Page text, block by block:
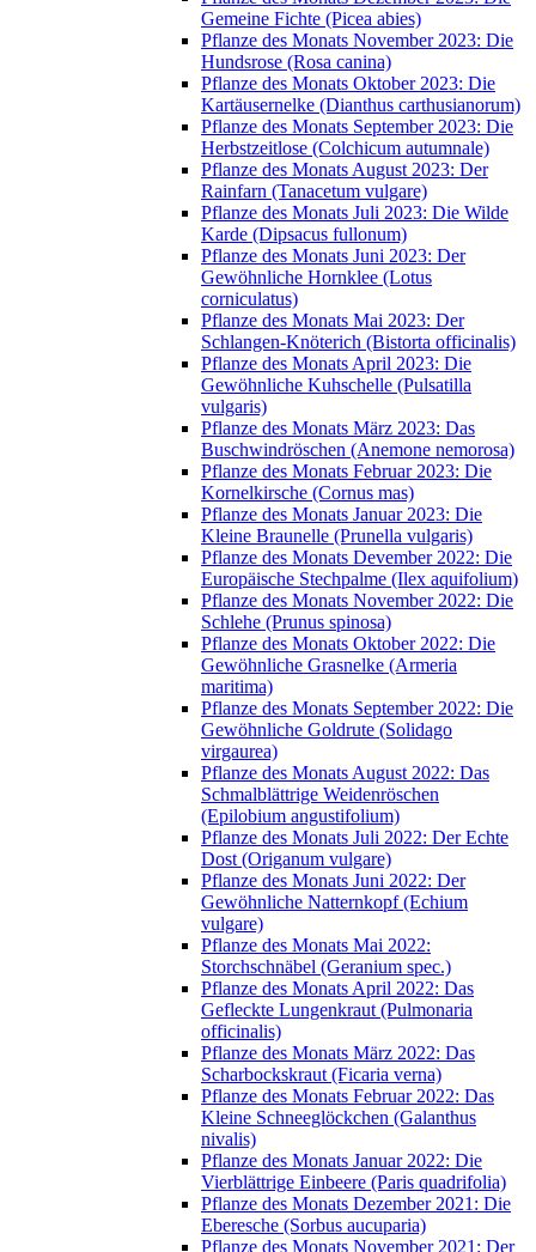
Gemeine Fichte (Picea abies)
Pflanze des Monats November 2023: Die
Hundsrose (Rosa canina)
Pflanze des Monats Oktober 2023: Die
Kartäusernelke (Dianthus carthusianorum)
Pflanze des Monats September 2023: Die
Herbstzeitlose (Colchicum autumnale)
Pflanze des Monats August 2023: Der
Rainfarn (Tanacetum vulgare)
Pflanze des Monats Juli 2023: Die Wilde
Karde (Dipsacus fullonum)
Pflanze des Monats Juni 2023: Der
Gewöhnliche Hornklee (Lotus
corniculatus)
Pflanze des Monats Mai 2023: Der
Schlangen-Knöterich (Bistorta officinalis)
Pflanze des Monats April 2023: Die
Gewöhnliche Kuhschelle (Pulsatilla
vulgaris)
Pflanze des Monats März 2023: Das
Buschwindröschen (Anemone nemorosa)
Pflanze des Monats Februar 2023: Die
Kornelkirsche (Cornus mas)
Pflanze des Monats Januar 2023: Die
Kleine Braunelle (Prunella vulgaris)
Pflanze des Monats Devember 2022: Die
Europäische Stechpalme (Ilex aquifolium)
Pflanze des Monats November 2022: Die
Schlehe (Prunus spinosa)
Pflanze des Monats Oktober 2022: Die
Gewöhnliche Grasnelke (Armeria
maritima)
Pflanze des Monats September 2022: Die
Gewöhnliche Goldrute (Solidago
virgaurea)
Pflanze des Monats August 2022: Das
Schmalblättrige Weidenröschen
(Epilobium angustifolium)
Pflanze des Monats Juli 2022: Der Echte
Dost (Origanum vulgare)
Pflanze des Monats Juni 2022: Der
Gewöhnliche Natternkopf (Echium
vulgare)
Pflanze des Monats Mai 2022:
Storchschnäbel (Geranium spec.)
Pflanze des Monats April 2022: Das
Gefleckte Lungenkraut (Pulmonaria
officinalis)
Pflanze des Monats März 2022: Das
Scharbockskraut (Ficaria verna)
Pflanze des Monats Februar 2022: Das
Kleine Schneeglöckchen (Galanthus
nivalis)
Pflanze des Monats Januar 2022: Die
Vierblättrige Einbeere (Paris quadrifolia)
Pflanze des Monats Dezember 2021: Die
Eberesche (Sorbus aucuparia)
Pflanze des Monats November 2021: Der